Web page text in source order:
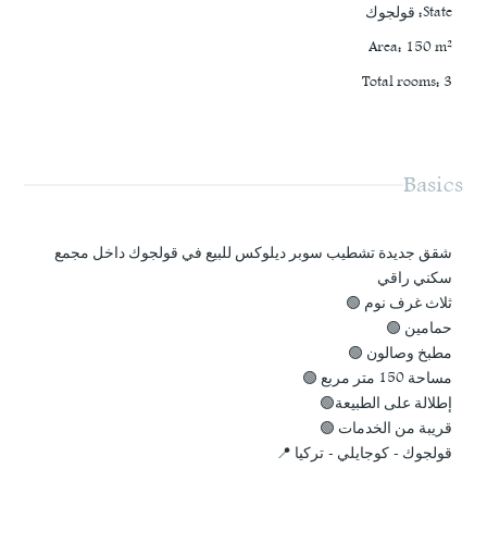
State
: قولجوك
Area: 150m²
Total rooms: 3
Basics
شقق جديدة تشطيب سوبر ديلوكس للبيع في قولجوك داخل مجمع
سكني راقي
ثلاث غرف نوم 🟢
حمامين 🟢
مطبخ وصالون 🟢
مساحة 150 متر مربع 🟢
إطلالة على الطبيعة🟢
قريبة من الخدمات 🟢
قولجوك - كوجايلي - تركيا 📍